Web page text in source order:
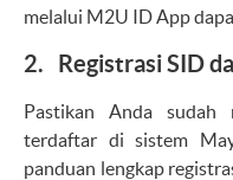
melalui M2U ID App
2. Registrasi SID
Pastikan Anda sudah
terdaftar di sistem
panduan lengkap